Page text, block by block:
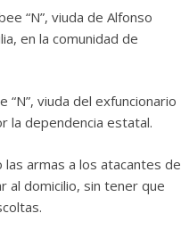
“N”, viuda de Alfonso
en la comunidad de
viuda del exfuncionario
la dependencia estatal.
las armas a los atacantes de
al domicilio, sin tener que